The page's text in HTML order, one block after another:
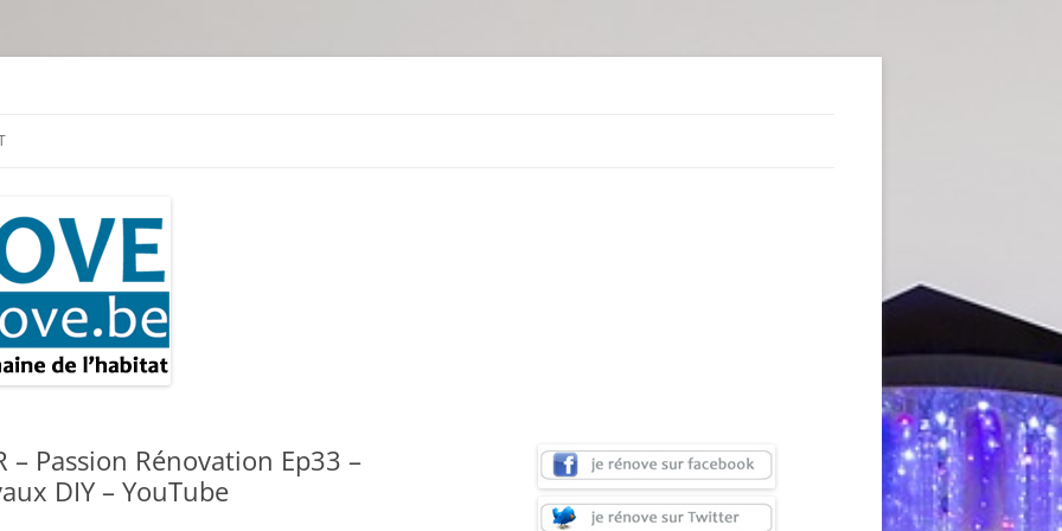
– Passion Rénovation Ep33 –
DIY – YouTube